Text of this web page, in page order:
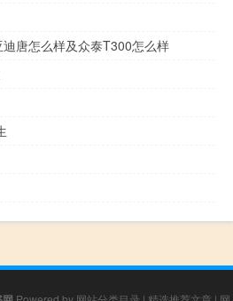
唐怎么样及众泰T300怎么样